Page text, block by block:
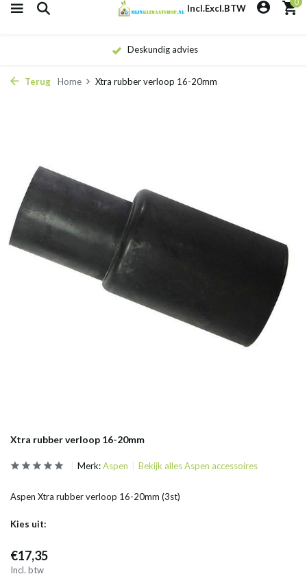
Incl.Excl.BTW
Deskundig advies
Terug Home Xtra rubber verloop 16-20mm
Xtra rubber verloop 16-20mm
Merk:Aspen Bekijk alles Aspen accessoires
Aspen Xtra rubber verloop 16-20mm (3st)
Kies uit:
€17,35
Incl. btw